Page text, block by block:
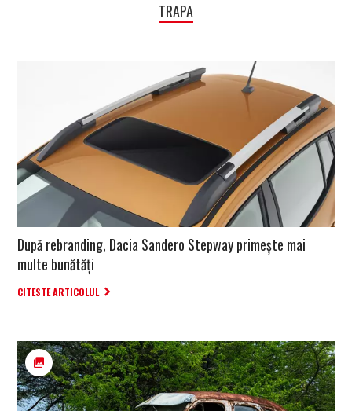
TRAPA
După rebranding, Dacia Sandero Stepway primește mai
multe bunătăți
CITESTE ARTICOLUL